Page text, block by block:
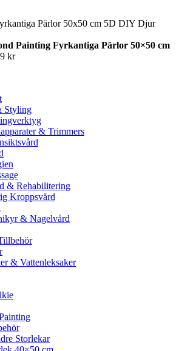
Painting Fyrkantiga Pärlor 50×50 cm
kr
Styling
& Trimmers
& Rehabilitering
Kroppsvård
& Nagelvård
& Vattenleksaker
Storlekar